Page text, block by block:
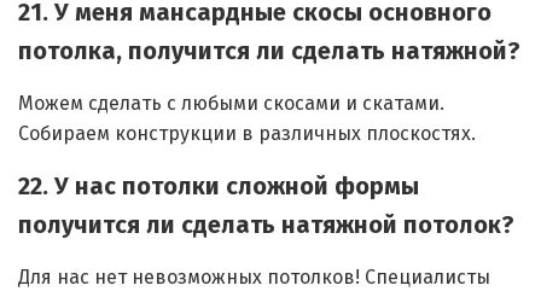
21. У меня мансардные скосы основного
потолка, получится ли сделать натяжной?
Можем сделать с любыми скосами и скатами.
Собираем конструкции в различных плоскостях.
22. У нас потолки сложной формы
получится ли сделать натяжной потолок?
Для нас нет невозможных потолков! Специалисты